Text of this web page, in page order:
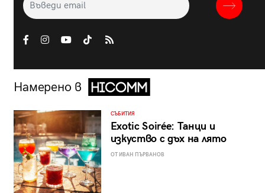
Намерено в
СЪБИТИЯ
Exotic Soirée: Танци и
изкуство с дъх на лято
ОТ ИВАН ПЪРВАНОВ